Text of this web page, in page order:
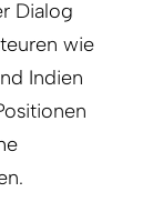
Dialog
wie
Indien